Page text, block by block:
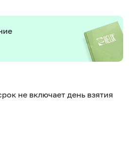
не включает день взятия